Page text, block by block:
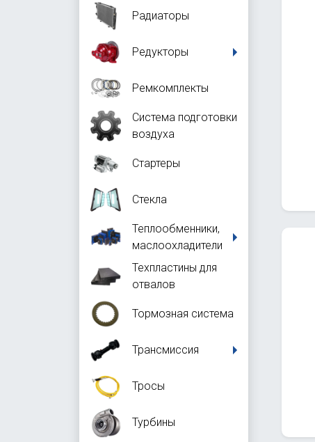
Радиаторы
Редукторы
Ремкомплекты
Система подготовки
воздуха
Стартеры
Стекла
Теплообменники,
маслоохладители
Техпластины для
отвалов
Тормозная система
Трансмиссия
Тросы
Турбины